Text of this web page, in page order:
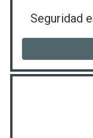
Seguridad